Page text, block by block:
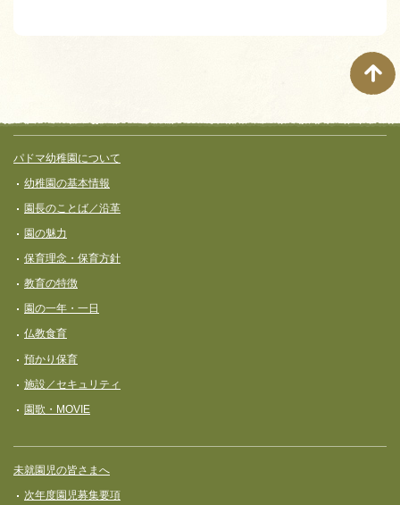
フッターコンテンツ
パドマ幼稚園について
幼稚園の基本情報
園長のことば／沿革
園の魅力
保育理念・保育⽅針
教育の特徴
園の一年・一日
仏教食育
預かり保育
施設／セキュリティ
園歌・MOVIE
未就園児の皆さまへ
次年度園児募集要項